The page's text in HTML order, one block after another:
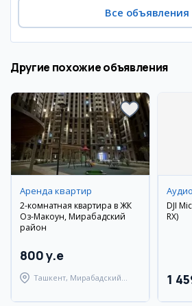
Все объявления
Другие похожие объявления
Аренда квартир
2-комнатная квартира в ЖК
Оз-Макоун, Мирабадский
район
800 y.e
Ташкент, Мирабадский
DJI
RX)
1